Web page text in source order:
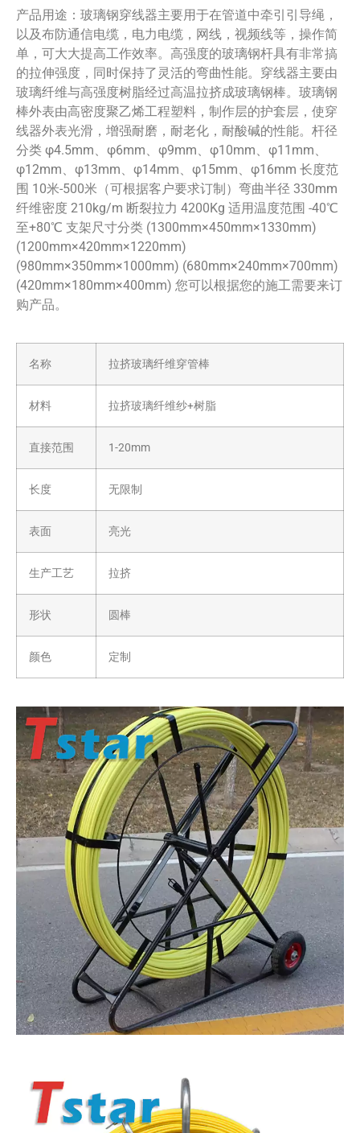
产品用途：玻璃钢穿线器主要用于在管道中牵引引导绳，
以及布防通信电缆，电力电缆，网线，视频线等，操作简
单，可大大提高工作效率。高强度的玻璃钢杆具有非常搞
的拉伸强度，同时保持了灵活的弯曲性能。穿线器主要由
玻璃纤维与高强度树脂经过高温拉挤成玻璃钢棒。玻璃钢
棒外表由高密度聚乙烯工程塑料，制作层的护套层，使穿
线器外表光滑，增强耐磨，耐老化，耐酸碱的性能。杆径
分类 φ4.5mm、φ6mm、φ9mm、φ10mm、φ11mm、
φ12mm、φ13mm、φ14mm、φ15mm、φ16mm 长度范
围 10米-500米（可根据客户要求订制）弯曲半径 330mm
纤维密度 210kg/m 断裂拉力 4200Kg 适用温度范围 -40℃
至+80℃ 支架尺寸分类 (1300mm×450mm×1330mm)
(1200mm×420mm×1220mm)
(980mm×350mm×1000mm) (680mm×240mm×700mm)
(420mm×180mm×400mm) 您可以根据您的施工需要来订
购产品。
名称 拉挤玻璃纤维穿管棒
材料 拉挤玻璃纤维纱+树脂
直接范围 1-20mm
长度 无限制
表面 亮光
生产工艺 拉挤
形状 圆棒
颜色 定制